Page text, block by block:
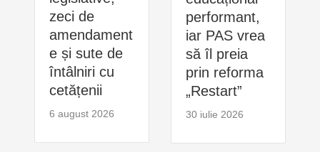
zeci de
amendament
e și sute de
întâlniri cu
cetățenii
6 august 2026
performant,
iar PAS vrea
să îl preia
prin reforma
„Restart”
30 iulie 2026